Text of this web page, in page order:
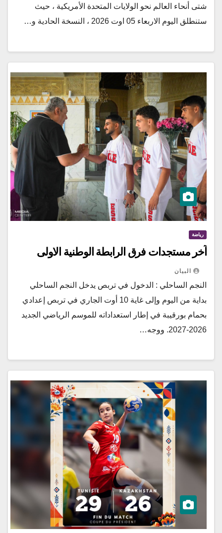
شتى أنحاء العالم نحو الولايات المتحدة الأمريكية ، حيث
ستنطلق اليوم الاربعاء 05 اوت 2026 ، النسخة الحادية و…
رياضة
آخر مستجدات فرق الرابطة الوطنية الاولى
البيان
النجم الساحلي : الدخول في تربص يدخل النجم الساحلي
بداية من اليوم وإلى غاية 10 أوت الجاري في تربص إعدادي
بحمام بورقيبة في إطار استعداداته للموسم الرياضي الجديد
2026-2027. ووجه…